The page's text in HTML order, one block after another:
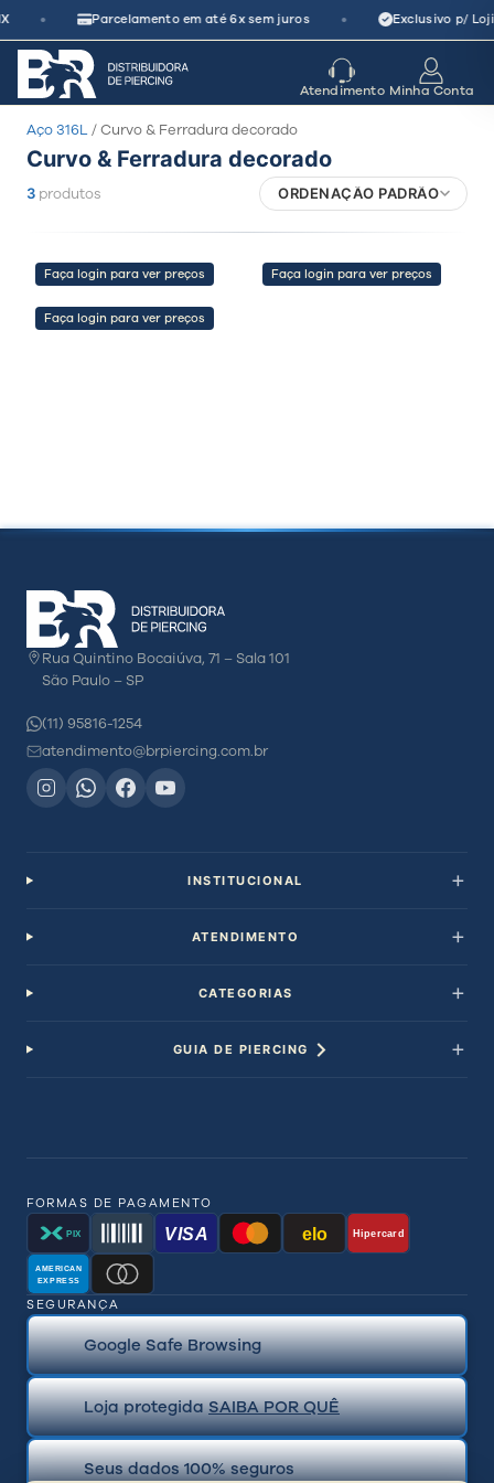
Pular
para
conteúdo
• Parcelamento em até 6x sem juros • Exclusivo p/
de crescimento
Atendimento Minha Conta
Aço 316L/ Curvo & Ferradura decorado
Curvo & Ferradura decorado
3 produtos ORDENAÇÃO PADRÃO
Faça login para ver preços Faça login para ver preços
Faça login para ver preços
Rua Quintino Bocaiúva, 71 – Sala 101
São Paulo – SP
(11) 95816-1254
atendimento@brpiercing.com.br
INSTITUCIONAL
ATENDIMENTO
CATEGORIAS
GUIA DE PIERCING
FORMAS DE PAGAMENTO
PIX VISA elo Hipercard
AMERICAN
EXPRESS
SEGURANÇA
Google Safe Browsing
Loja protegidaSAIBA POR QUÊ
Seus dados 100% seguros